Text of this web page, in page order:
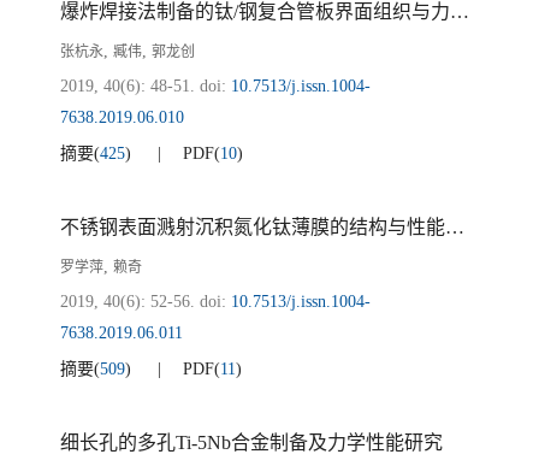
爆炸焊接法制备的钛/钢复合管板界面组织与力学性能分析
张杭永, 臧伟, 郭龙创
2019, 40(6): 48-51. doi: 10.7513/j.issn.1004-
7638.2019.06.010
摘要(425) PDF(10)
不锈钢表面溅射沉积氮化钛薄膜的结构与性能分析
罗学萍, 赖奇
2019, 40(6): 52-56. doi: 10.7513/j.issn.1004-
7638.2019.06.011
摘要(509) PDF(11)
细长孔的多孔Ti-5Nb合金制备及力学性能研究